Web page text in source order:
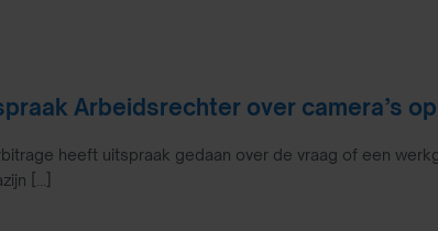
Arbeidsrechter over camera’s
heeft uitspraak gedaan over de vraag of een
[...]